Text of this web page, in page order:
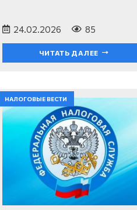
24.02.2026 85
ЧИТАТЬ ДАЛЕЕ
НАЛОГОВЫЕ ВЕСТИ